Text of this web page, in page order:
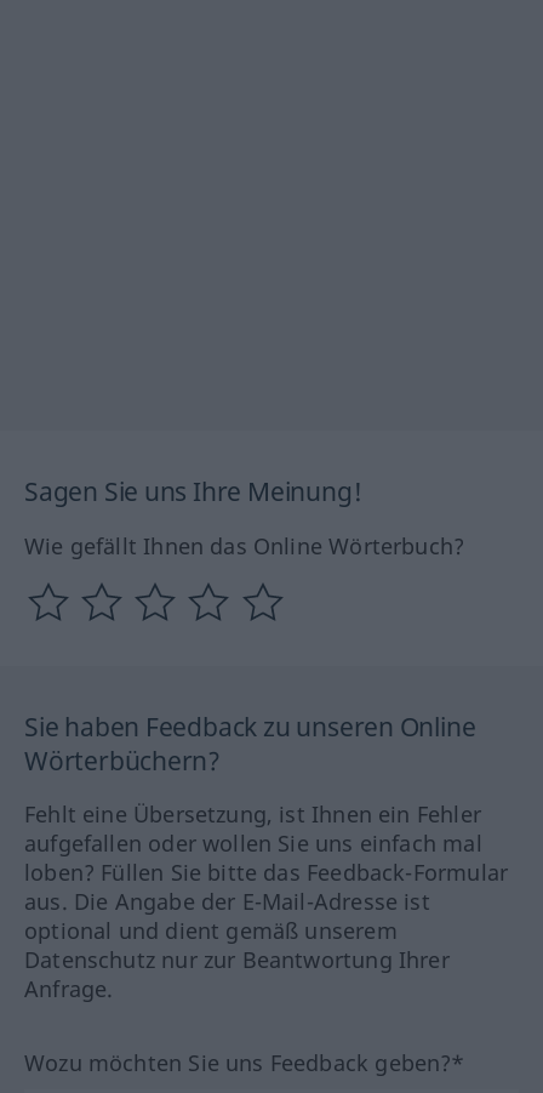
Sagen Sie uns Ihre Meinung!
Wie gefällt Ihnen das Online Wörterbuch?
Sie haben Feedback zu unseren Online
Wörterbüchern?
Fehlt eine Übersetzung, ist Ihnen ein Fehler
aufgefallen oder wollen Sie uns einfach mal
loben? Füllen Sie bitte das Feedback-Formular
aus. Die Angabe der E-Mail-Adresse ist
optional und dient gemäß unserem
Datenschutz nur zur Beantwortung Ihrer
Anfrage.
Wozu möchten Sie uns Feedback geben?*